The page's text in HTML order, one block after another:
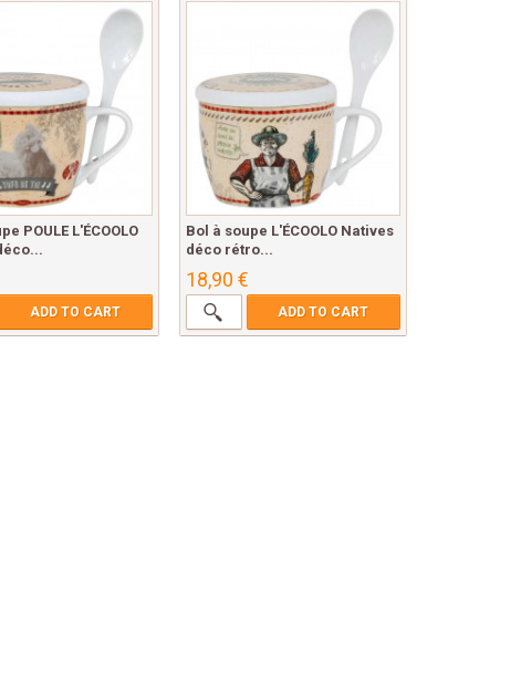
POULE L'ÉCOOLO
ADD TO CART
Bol à soupe L'ÉCOOLO Natives
déco rétro...
18,90 €
ADD TO CART